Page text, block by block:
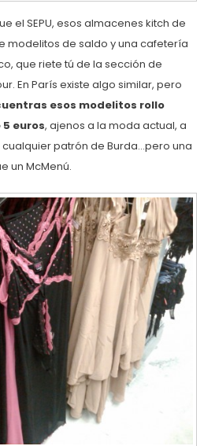
el SEPU, esos almacenes kitch de
modelitos de saldo y una cafetería
que riete tú de la sección de
En París existe algo similar, pero
esos modelitos rollo
euros, ajenos a la moda actual, a
patrón de Burda…pero una
un McMenú.